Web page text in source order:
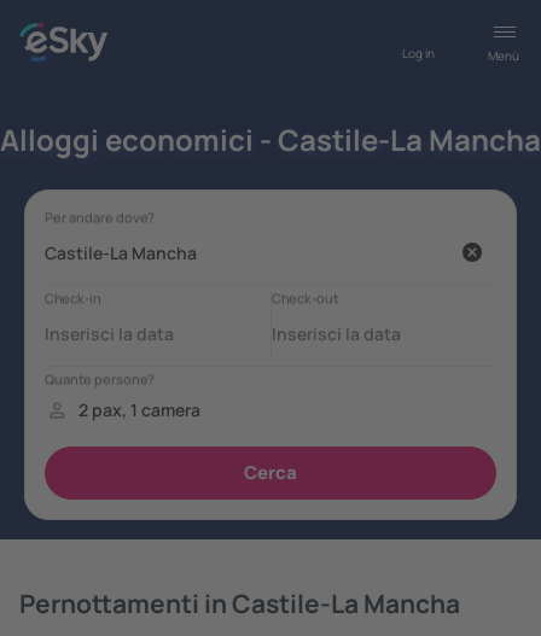
Menù
Log in
Alloggi economici - Castile-La Mancha
Pernottamenti in Castile-La Mancha